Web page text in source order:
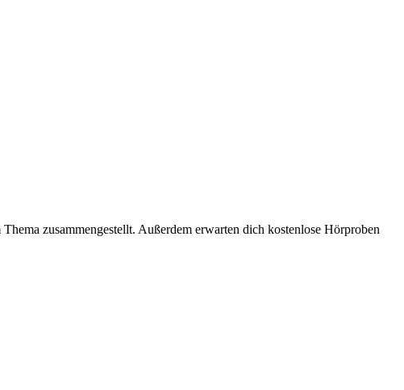
zusammengestellt. Außerdem erwarten dich kostenlose Hörproben